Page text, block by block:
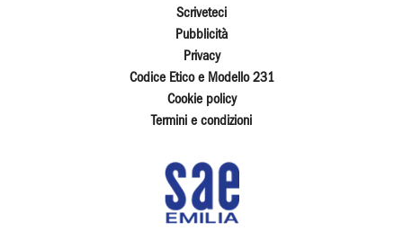
Scriveteci
Pubblicità
Privacy
Codice Etico e Modello 231
Cookie policy
Termini e condizioni